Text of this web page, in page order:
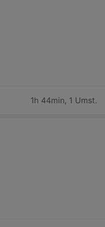
1h 44min, 1 Umst.